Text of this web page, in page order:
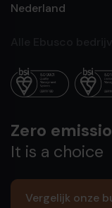
Nederland
Zero
It is a choice
Vergelijk onze